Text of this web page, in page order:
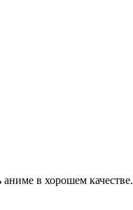
в хорошем качестве.